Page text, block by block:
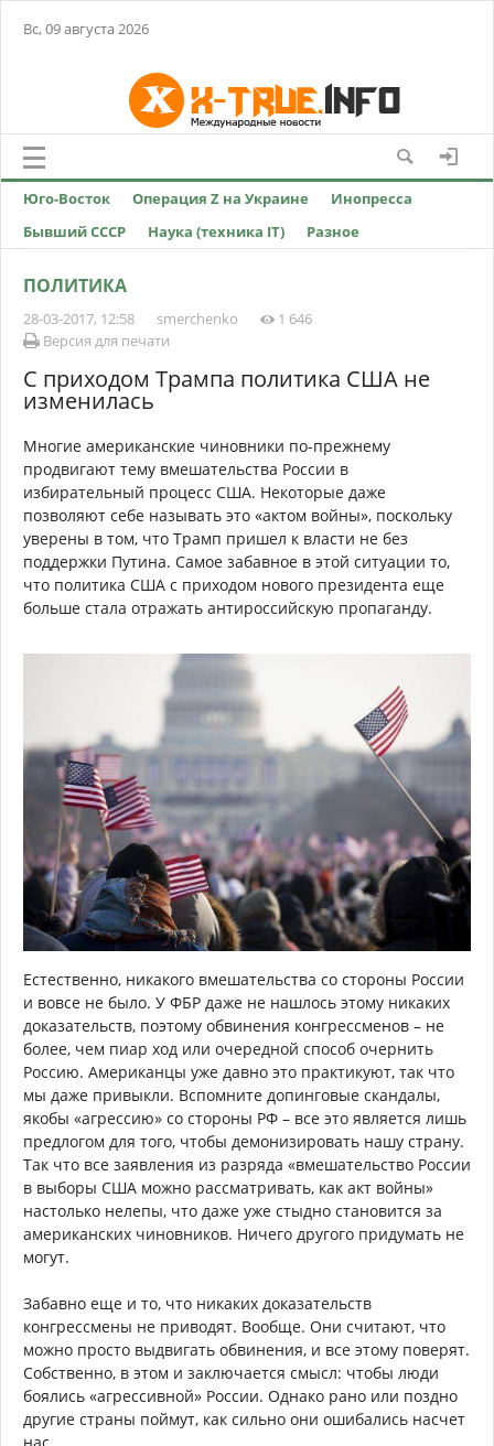
Вс, 09 августа 2026
Юго-Восток Операция Z на Украине
Инопресса
Бывший СССР
Наука (техника IT) Разное
ПОЛИТИКА
28-03-2017, 12:58 smerchenko
1 646
Версия для печати
С приходом Трампа политика США не
изменилась
Многие американские чиновники по-прежнему
продвигают тему вмешательства России в
избирательный процесс США. Некоторые даже
позволяют себе называть это «актом войны», поскольку
уверены в том, что Трамп пришел к власти не без
поддержки Путина. Самое забавное в этой ситуации то,
что политика США с приходом нового президента еще
больше стала отражать антироссийскую пропаганду.
Естественно, никакого вмешательства со стороны России
и вовсе не было. У ФБР даже не нашлось этому никаких
доказательств, поэтому обвинения конгрессменов – не
более, чем пиар ход или очередной способ очернить
Россию. Американцы уже давно это практикуют, так что
мы даже привыкли. Вспомните допинговые скандалы,
якобы «агрессию» со стороны РФ – все это является лишь
предлогом для того, чтобы демонизировать нашу страну.
Так что все заявления из разряда «вмешательство России
в выборы США можно рассматривать, как акт войны»
настолько нелепы, что даже уже стыдно становится за
американских чиновников. Ничего другого придумать не
могут.
Забавно еще и то, что никаких доказательств
конгрессмены не приводят. Вообще. Они считают, что
можно просто выдвигать обвинения, и все этому поверят.
Собственно, в этом и заключается смысл: чтобы люди
боялись «агрессивной» России. Однако рано или поздно
другие страны поймут, как сильно они ошибались насчет